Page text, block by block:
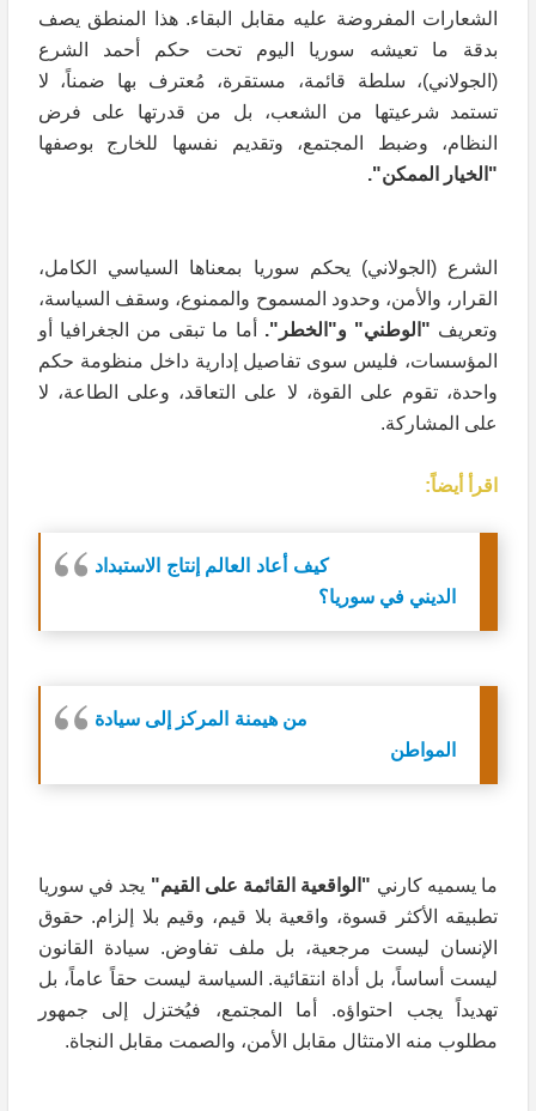
الشعارات المفروضة عليه مقابل البقاء. هذا المنطق يصف
بدقة ما تعيشه سوريا اليوم تحت حكم أحمد الشرع
(الجولاني)، سلطة قائمة، مستقرة، مُعترف بها ضمناً، لا
تستمد شرعيتها من الشعب، بل من قدرتها على فرض
النظام، وضبط المجتمع، وتقديم نفسها للخارج بوصفها
"الخيار الممكن".
الشرع (الجولاني) يحكم سوريا بمعناها السياسي الكامل،
القرار، والأمن، وحدود المسموح والممنوع، وسقف السياسة،
وتعريف "الوطني" و"الخطر". أما ما تبقى من الجغرافيا أو
المؤسسات، فليس سوى تفاصيل إدارية داخل منظومة حكم
واحدة، تقوم على القوة، لا على التعاقد، وعلى الطاعة، لا
على المشاركة.
اقرأ أيضاً:
كيف أعاد العالم إنتاج الاستبداد
الديني في سوريا؟
من هيمنة المركز إلى سيادة
المواطن
ما يسميه كارني "الواقعية القائمة على القيم" يجد في سوريا
تطبيقه الأكثر قسوة، واقعية بلا قيم، وقيم بلا إلزام. حقوق
الإنسان ليست مرجعية، بل ملف تفاوض. سيادة القانون
ليست أساساً، بل أداة انتقائية. السياسة ليست حقاً عاماً، بل
تهديداً يجب احتواؤه. أما المجتمع، فيُختزل إلى جمهور
مطلوب منه الامتثال مقابل الأمن، والصمت مقابل النجاة.